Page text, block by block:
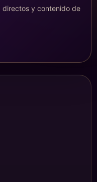
directos y contenido de